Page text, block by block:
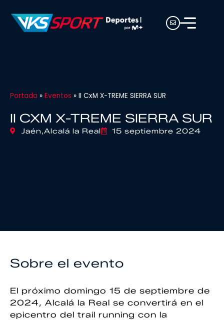
Portada » Eventos » II CxM X-TREME SIERRA SUR
II CXM X-TREME SIERRA SUR
Jaén,Alcalá la Real 15 septiembre 2024
Sobre el evento
El próximo domingo 15 de septiembre de
2024, Alcalá la Real se convertirá en el
epicentro del trail running con la